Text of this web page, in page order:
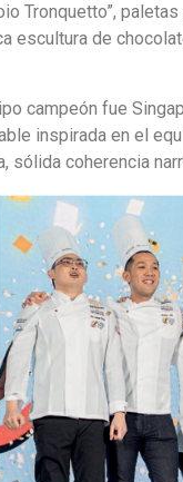
Tronquetto”,
escultura de
campeón fue
inspirada en el
sólida coherencia